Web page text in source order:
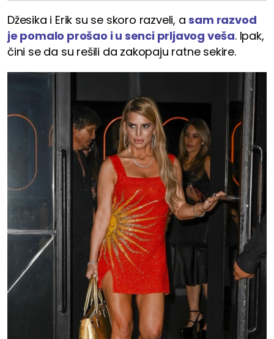
Džesika i Erik su se skoro razveli, asam razvod
je pomalo prošao i u senci prljavog veša. Ipak,
čini se da su rešili da zakopaju ratne sekire.